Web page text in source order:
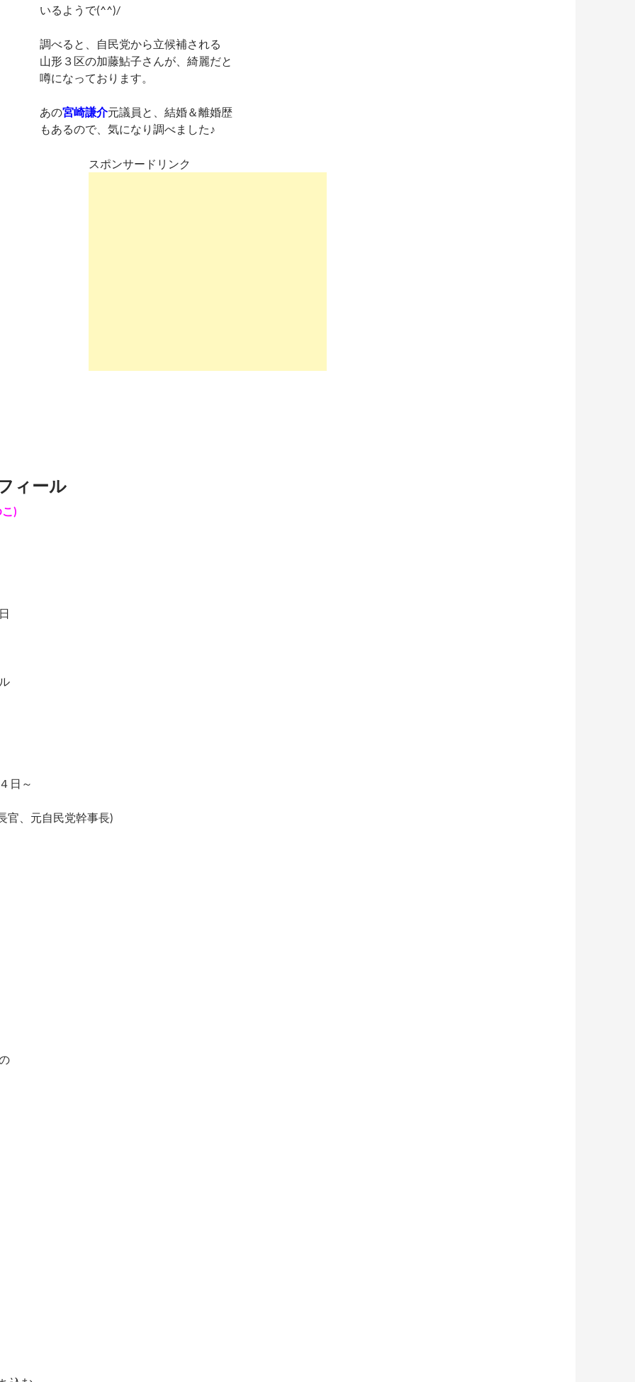
いるようで(^^)/
調べると、自民党から立候補される
山形３区の加藤鮎子さんが、綺麗だと
噂になっております。
あの宮崎謙介元議員と、結婚＆離婚歴
もあるので、気になり調べました♪
スポンサードリンク
ィール
)
日～
官、元自民党幹事長)